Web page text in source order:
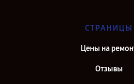
СТРАНИЦЫ
Цены на
Отзывы